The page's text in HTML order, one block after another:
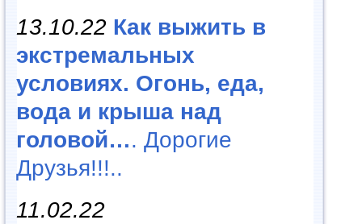
13.10.22 Как выжить в
экстремальных
условиях. Огонь, еда,
вода и крыша над
головой…. Дорогие
Друзья!!!..
11.02.22